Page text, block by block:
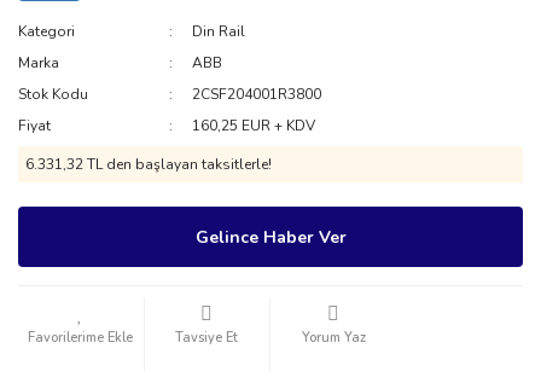
Kategori
Din Rail
Marka
ABB
Stok Kodu
2CSF204001R3800
Fiyat
160,25 EUR + KDV
6.331,32 TL den başlayan taksitlerle!
Gelince Haber Ver
Tavsiye Et Yorum Yaz